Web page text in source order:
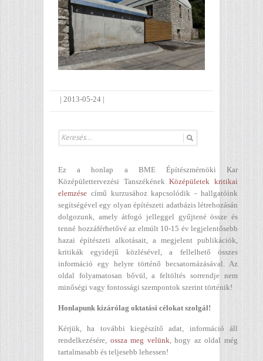
| 2013-05-24 |
Ez a honlap a BME Építészmérnöki Kar
Középülettervezési TanszékénekKözépületek kritikai
elemzése című kurzusához kapcsolódik - hallgatóink
segítségével egy olyan építészeti adatbázis létrehozásán
dolgozunk, amely átfogó jelleggel gyűjtené össze és
tenné hozzáférhetővé az elmúlt 10-15 év legjelentősebb
hazai építészeti alkotásait, a megjelent publikációk,
kritikák egyidejű közlésével, a fellelhető összes
információ egy helyre történő becsatornázásával. Az
oldal folyamatosan bővül, a feltöltés sorrendje nem
minőségi vagy fontossági szempontok szerint történik!
Honlapunk kizárólag oktatási célokat szolgál!
Kérjük, ha további kiegészítő adat, információ áll
rendelkezésére, ossza meg velünk , hogy az oldal még
tartalmasabb és teljesebb lehessen!